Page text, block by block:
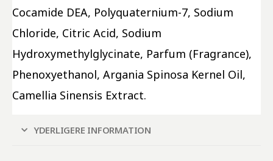
Cocamide DEA, Polyquaternium-7, Sodium
Chloride, Citric Acid, Sodium
Hydroxymethylglycinate, Parfum (Fragrance),
Phenoxyethanol, Argania Spinosa Kernel Oil,
Camellia Sinensis Extract.
YDERLIGERE INFORMATION